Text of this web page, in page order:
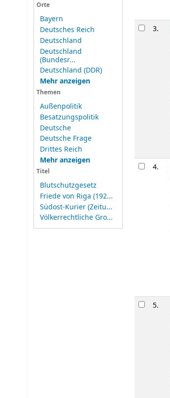
Orte
Bayern
Deutsches Reich
Deutschland
Deutschland
(Bundesr...
Deutschland (DDR)
Mehr anzeigen
Themen
Außenpolitik
Besatzungspolitik
Deutsche
Deutsche Frage
Drittes Reich
Mehr anzeigen
Titel
Blutschutzgesetz
Friede von Riga (192...
Südost-Kurier (Zeitu...
Völkerrechtliche Gro...
3.
4.
5.